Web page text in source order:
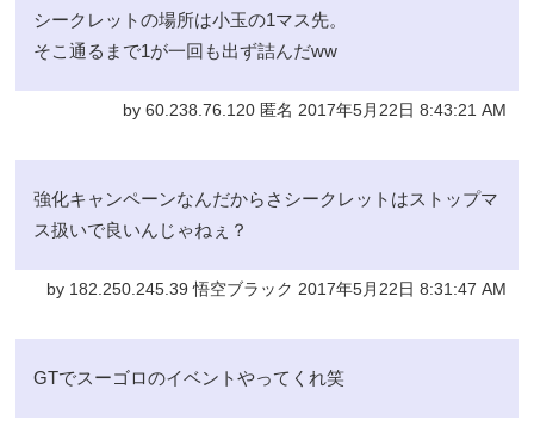
シークレットの場所は小玉の1マス先。
そこ通るまで1が一回も出ず詰んだww
by 60.238.76.120 匿名 2017年5月22日 8:43:21 AM
強化キャンペーンなんだからさシークレットはストップマ
ス扱いで良いんじゃねぇ？
by 182.250.245.39 悟空ブラック 2017年5月22日 8:31:47 AM
GTでスーゴロのイベントやってくれ笑